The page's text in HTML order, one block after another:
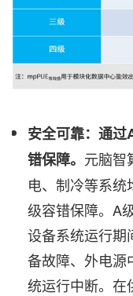
安全可靠：通过
错保障。 元脑智
电、制冷等系
级容错保障。A
设备系统运行期
备故障、外电源
统运行中断。在